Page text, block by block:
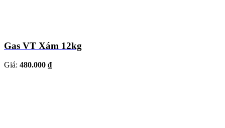
Gas VT Xám 12kg
Giá: 480.000 ₫